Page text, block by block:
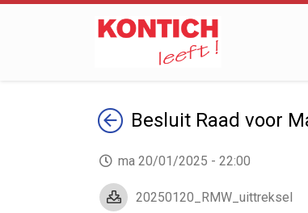
TerugBesluit Raad voor
ma 20/01/2025 - 22:00
20250120_RMW_uittreksel